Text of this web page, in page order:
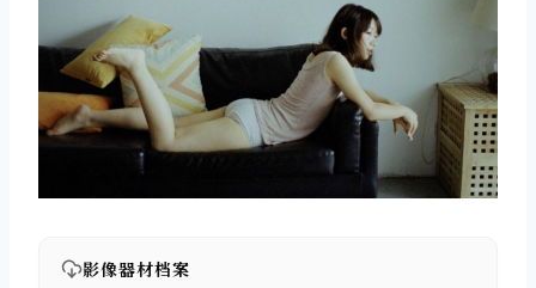
影像器材档案